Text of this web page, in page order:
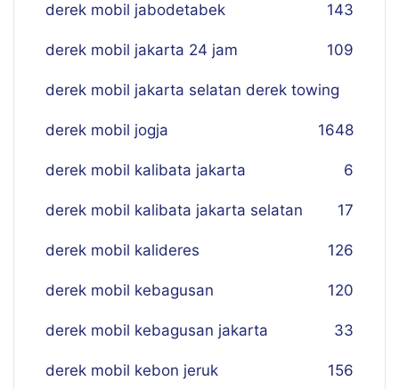
derek mobil jabodetabek 143
derek mobil jakarta 24 jam 109
derek mobil jakarta selatan derek towing
48
derek mobil jogja 16
derek mobil kalibata jakarta 6
derek mobil kalibata jakarta selatan 17
derek mobil kalideres 126
derek mobil kebagusan 120
derek mobil kebagusan jakarta 33
derek mobil kebon jeruk 156